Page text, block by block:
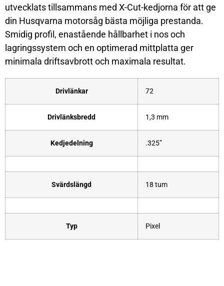
utvecklats tillsammans med X-Cut-kedjorna för att ge
din Husqvarna motorsåg bästa möjliga prestanda.
Smidig profil, enastående hållbarhet i nos och
lagringssystem och en optimerad mittplatta ger
minimala driftsavbrott och maximala resultat.
Drivlänkar 72
Drivlänksbredd 1,3 mm
Kedjedelning .325”
Svärdslängd 18 tum
Typ Pixel